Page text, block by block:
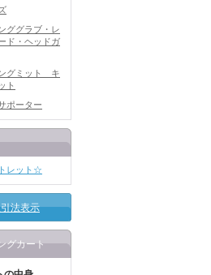
ググラブ・レ
ド・ヘッドガ
グミット キ
ト
ポーター
レット☆
法表示
グカート